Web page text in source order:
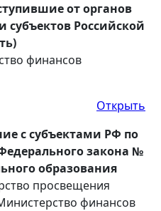
от органов
субъектов Российской
финансов
Открыть
с субъектами РФ по
закона №
образования
просвещения
финансов